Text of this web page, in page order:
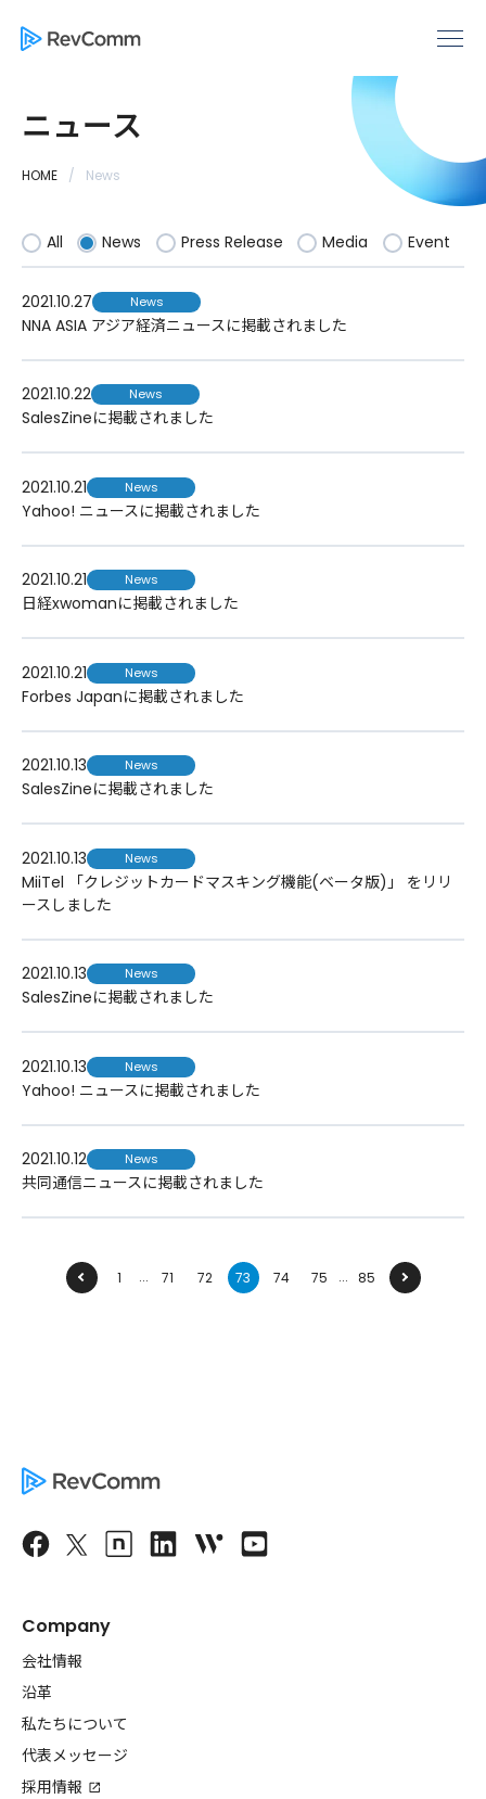
ニュース
HOME News
All News Press Release Media Event
2021.10.27 News
NNA ASIA アジア経済ニュースに掲載されました
2021.10.22 News
SalesZineに掲載されました
2021.10.21 News
Yahoo! ニュースに掲載されました
2021.10.21 News
日経xwomanに掲載されました
2021.10.21 News
Forbes Japanに掲載されました
2021.10.13 News
SalesZineに掲載されました
2021.10.13 News
MiiTel 「クレジットカードマスキング機能(ベータ版)」 をリリ
ースしました
2021.10.13 News
SalesZineに掲載されました
2021.10.13 News
Yahoo! ニュースに掲載されました
2021.10.12 News
共同通信ニュースに掲載されました
前へ 1 ... 71 72 73 74 75 ... 85 次へ
Company
会社情報
沿革
私たちについて
代表メッセージ
採用情報